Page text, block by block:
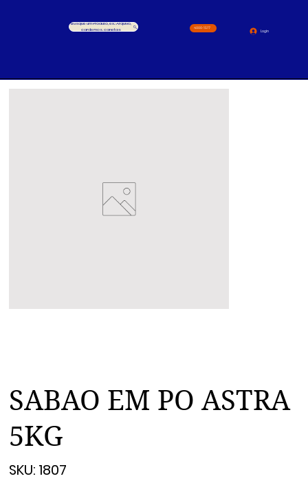
Busque um Produto, ex.: Arquivo,
cardernos, canetas
4000-1517
Login
SABAO EM PO ASTRA
5KG
SKU:
1807
1807